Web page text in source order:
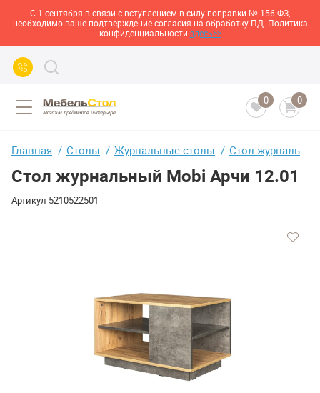
С 1 сентября в связи с вступлением в силу поправки № 156-ФЗ,
необходимо ваше подтверждение согласия на обработку ПД. Политика
конфиденциальности здесь>>
0 0
Главная Столы Журнальные столы Стол журнальный Mobi Арчи 12.01
Стол журнальный Mobi Арчи 12.01
Артикул 5210522501